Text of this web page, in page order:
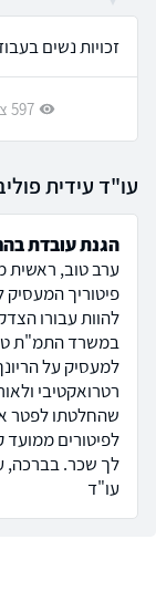
זכויות נשים
597 צפיות
עו"ד עידית
הגנת עובדת
ערב טוב, ראשית
פיטוריך המעסיק
להוות עבורו
במשרד התמ"ת
למעסיק על
רטרואקטיבי
שהחלטתו לפטר
לפיטורים
לך שכר. בברכה,
עו"ד